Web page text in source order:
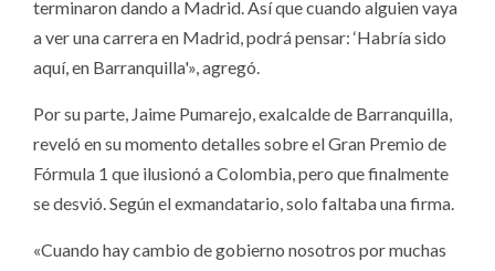
terminaron dando a Madrid. Así que cuando alguien vaya
a ver una carrera en Madrid, podrá pensar: ‘Habría sido
aquí, en Barranquilla'», agregó.
Por su parte, Jaime Pumarejo, exalcalde de Barranquilla,
reveló en su momento detalles sobre el Gran Premio de
Fórmula 1 que ilusionó a Colombia, pero que finalmente
se desvió. Según el exmandatario, solo faltaba una firma.
«Cuando hay cambio de gobierno nosotros por muchas